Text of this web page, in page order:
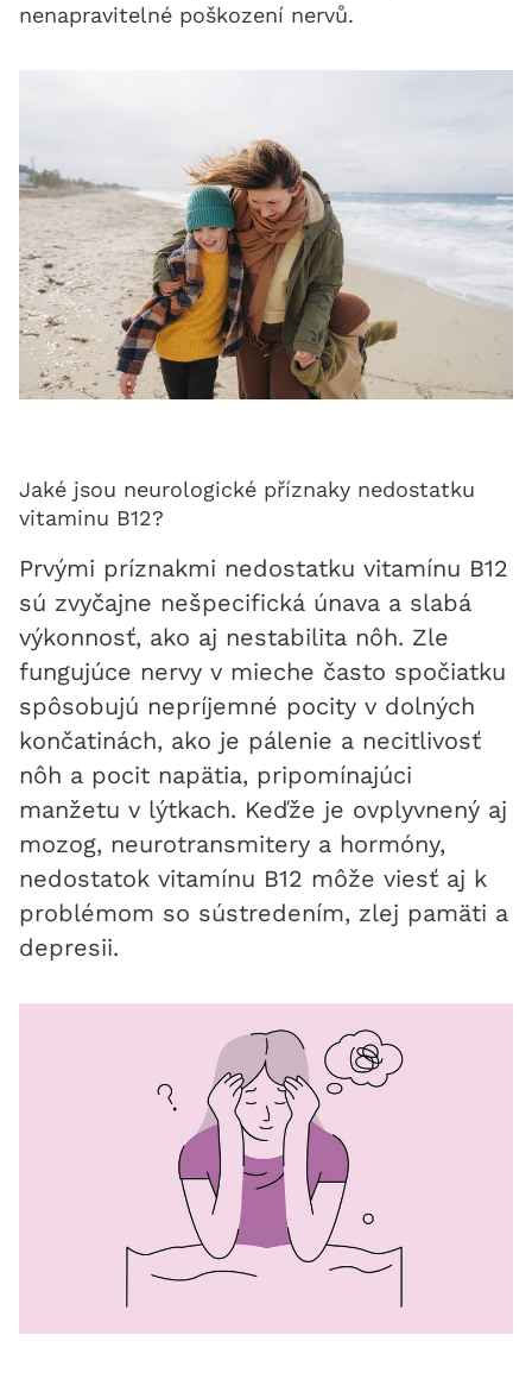
nenapravitelné poškození nervů.
Jaké jsou neurologické příznaky nedostatku
vitaminu B12?
Prvými príznakmi nedostatku vitamínu B12
sú zvyčajne nešpecifická únava a slabá
výkonnosť, ako aj nestabilita nôh. Zle
fungujúce nervy v mieche často spočiatku
spôsobujú nepríjemné pocity v dolných
končatinách, ako je pálenie a necitlivosť
nôh a pocit napätia, pripomínajúci
manžetu v lýtkach. Keďže je ovplyvnený aj
mozog, neurotransmitery a hormóny,
nedostatok vitamínu B12 môže viesť aj k
problémom so sústredením, zlej pamäti a
depresii.